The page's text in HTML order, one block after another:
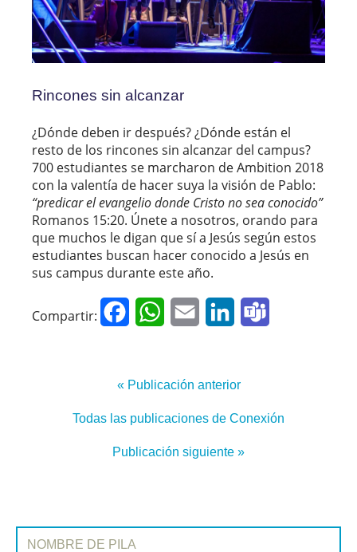
Rincones sin alcanzar
¿Dónde deben ir después? ¿Dónde están el
resto de los rincones sin alcanzar del campus?
700 estudiantes se marcharon de Ambition 2018
con la valentía de hacer suya la visión de Pablo:
“predicar el evangelio donde Cristo no sea conocido”
Romanos 15:20. Únete a nosotros, orando para
que muchos le digan que sí a Jesús según estos
estudiantes buscan hacer conocido a Jesús en
sus campus durante este año.
Compartir: FacebookWhatsApp
Email LinkedIn
« Publicación anterior
Todas las publicaciones de Conexión
Publicación siguiente »
REGÍSTRATE EN CONEXIÓN
Nombre de pila: